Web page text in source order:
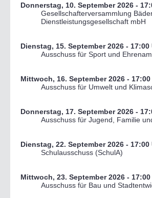
Donnerstag, 10. September 2026 -
Gesellschafterversammlung
Dienstleistungsgesellschaft mbH
Dienstag, 15. September 2026 - 17:00
Ausschuss für Sport und
Mittwoch, 16. September 2026 - 17:00
Ausschuss für Umwelt und
Donnerstag, 17. September 2026 -
Ausschuss für Jugend, Familie
Dienstag, 22. September 2026 - 17:00
Schulausschuss (SchulA)
Mittwoch, 23. September 2026 - 17:00
Ausschuss für Bau und